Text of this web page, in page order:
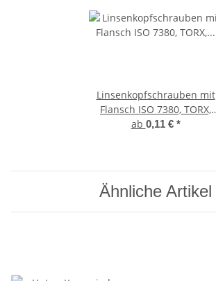
Linsenkopfschrauben mit
Flansch ISO 7380, TORX,
Vollgewinde, Edelstahl A2
ab 0,11 € *
Ähnliche Artikel